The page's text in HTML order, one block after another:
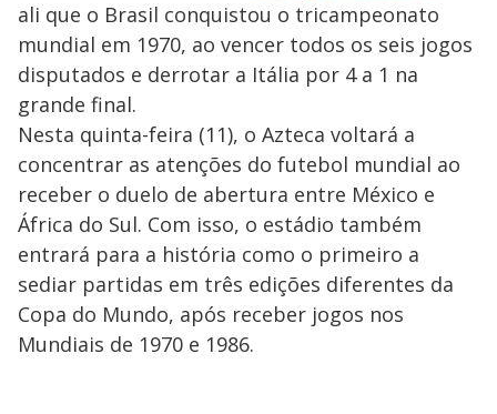
ali que o Brasil conquistou o tricampeonato
mundial em 1970, ao vencer todos os seis jogos
disputados e derrotar a Itália por 4 a 1 na
grande final.
Nesta quinta-feira (11), o Azteca voltará a
concentrar as atenções do futebol mundial ao
receber o duelo de abertura entre México e
África do Sul. Com isso, o estádio também
entrará para a história como o primeiro a
sediar partidas em três edições diferentes da
Copa do Mundo, após receber jogos nos
Mundiais de 1970 e 1986.